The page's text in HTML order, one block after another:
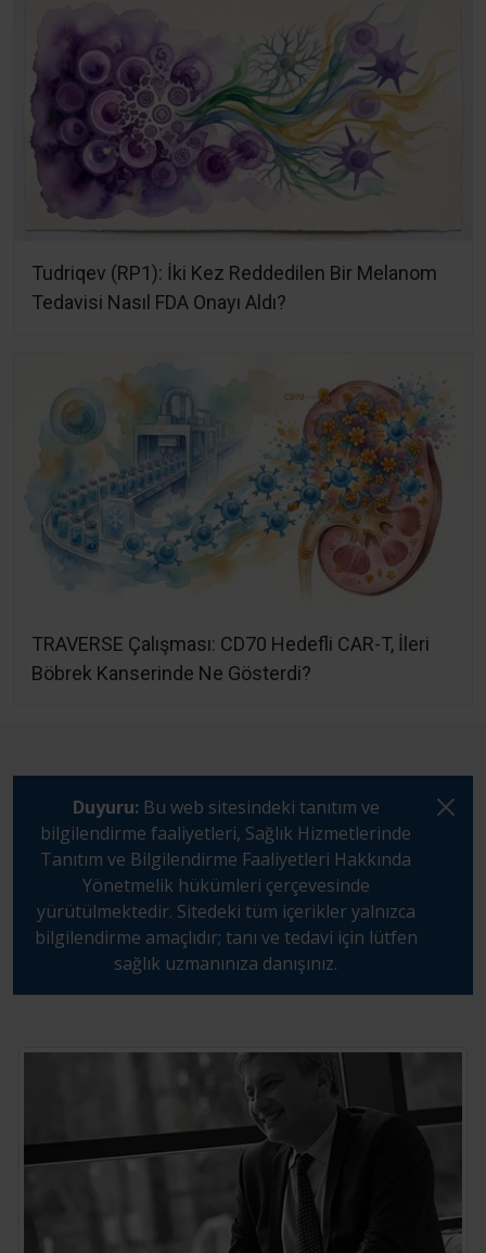
Tudriqev (RP1): İki Kez Reddedilen Bir Melanom
Tedavisi Nasıl FDA Onayı Aldı?
TRAVERSE Çalışması: CD70 Hedefli CAR-T, İleri
Böbrek Kanserinde Ne Gösterdi?
Duyuru: Bu web sitesindeki tanıtım ve
bilgilendirme faaliyetleri, Sağlık Hizmetlerinde
Tanıtım ve Bilgilendirme Faaliyetleri Hakkında
Yönetmelik hükümleri çerçevesinde
yürütülmektedir. Sitedeki tüm içerikler yalnızca
bilgilendirme amaçlıdır; tanı ve tedavi için lütfen
sağlık uzmanınıza danışınız.